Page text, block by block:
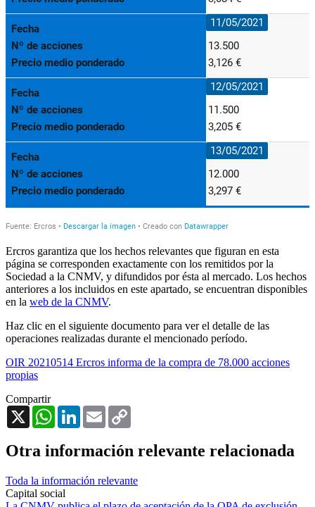
Ercros garantiza que los hechos relevantes que figuran en esta
página se corresponden exactamente con los remitidos por la
Sociedad a la CNMV, y difundidos por ésta al mercado. Los hechos
anteriores a los incluidos en este apartado, se encuentran disponibles
en la web de la CNMV.
Haz clic en el siguiente documento para ver el detalle de las
operaciones realizadas durante el mencionado período.
OIR 20210514 Ercros informa de la compra de 78.000 acciones
propias
Compartir
X
WhatsAppLinkedInEmail
Otra información relevante relacionada
Toda la información relevante
Capital social